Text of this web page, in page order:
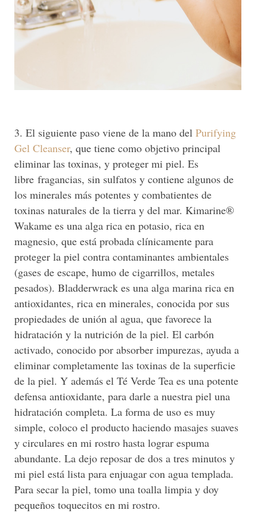
3. El siguiente paso viene de la mano del Purifying
Gel Cleanser, que tiene como objetivo principal
eliminar las toxinas, y proteger mi piel. Es
libre fragancias, sin sulfatos y contiene algunos de
los minerales más potentes y combatientes de
toxinas naturales de la tierra y del mar. Kimarine®
Wakame es una alga rica en potasio, rica en
magnesio, que está probada clínicamente para
proteger la piel contra contaminantes ambientales
(gases de escape, humo de cigarrillos, metales
pesados). Bladderwrack es una alga marina rica en
antioxidantes, rica en minerales, conocida por sus
propiedades de unión al agua, que favorece la
hidratación y la nutrición de la piel. El carbón
activado, conocido por absorber impurezas, ayuda a
eliminar completamente las toxinas de la superficie
de la piel. Y además el Té Verde Tea es una potente
defensa antioxidante, para darle a nuestra piel una
hidratación completa. La forma de uso es muy
simple, coloco el producto haciendo masajes suaves
y circulares en mi rostro hasta lograr espuma
abundante. La dejo reposar de dos a tres minutos y
mi piel está lista para enjuagar con agua templada.
Para secar la piel, tomo una toalla limpia y doy
pequeños toquecitos en mi rostro.